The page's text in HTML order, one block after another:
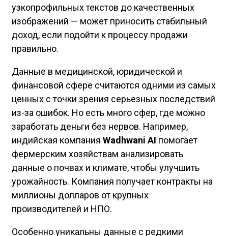
узкопрофильных текстов до качественных
изображений — может приносить стабильный
доход, если подойти к процессу продажи
правильно.
Данные в медицинской, юридической и
финансовой сфере считаются одними из самых
ценных с точки зрения серьезных последствий
из-за ошибок. Но есть много сфер, где можно
заработать деньги без нервов. Например,
индийская компания Wadhwani AI помогает
фермерским хозяйствам анализировать
данные о почвах и климате, чтобы улучшить
урожайность. Компания получает контракты на
миллионы долларов от крупных
производителей и НПО.
Особенно уникальны данные с редкими